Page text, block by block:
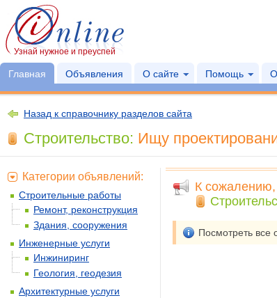
Узнай нужное и преуспей
Главная Объявления О сайте Помощь
Назад к справочнику разделов сайта
Строительство: Ищу
К сожалению,
Посмотреть все
Категории объявлений:
Строительные работы
Ремонт, реконструкция
Здания, сооружения
Инженерные услуги
Инжиниринг
Геология, геодезия
Архитектурные услуги